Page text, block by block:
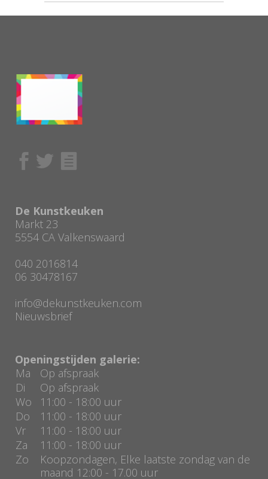
De Kunstkeuken
Markt 23
5554 CA Valkenswaard
040 2016814
06 30478167
info@dekunstkeuken.com
Nieuwsbrief
Openingstijden galerie:
Ma
Op afspraak
Di
Op afspraak
Wo
11:00 - 18:00 uur
Do
11:00 - 18:00 uur
Vr
11:00 - 18:00 uur
Za
11:00 - 18:00 uur
Zo
Koopzondagen, Elke laatste zondag van de
maand 12:00 - 17.00 uur